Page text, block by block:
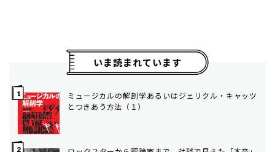
いま読まれています
ミュージカルの解剖学――あるいはジェリクル・キャッツ
とつきあう方法（１）